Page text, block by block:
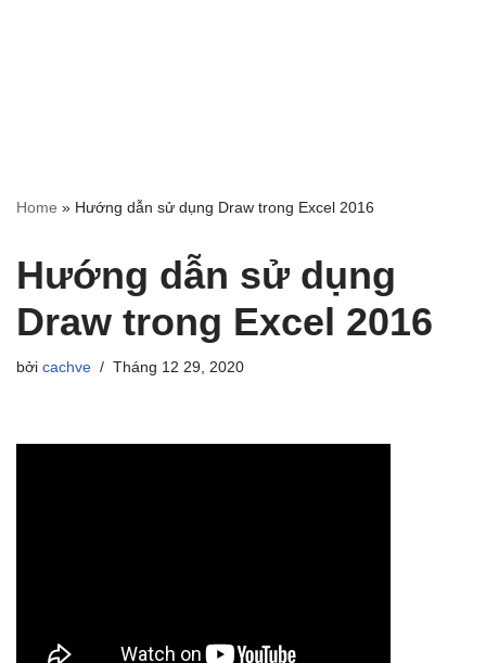
Home » Hướng dẫn sử dụng Draw trong Excel 2016
Hướng dẫn sử dụng
Draw trong Excel 2016
bởi cachve Tháng 12 29, 2020